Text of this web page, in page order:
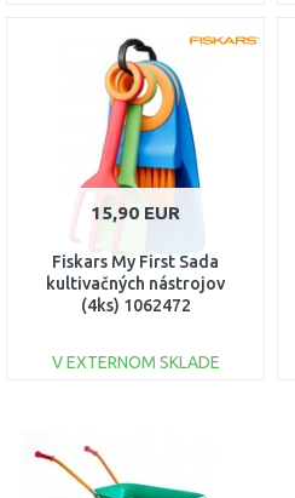
DO KOŠÍKA
Porovnať
15,90 EUR
Fiskars My First Sada
kultivačných nástrojov
(4ks) 1062472
V EXTERNOM SKLADE